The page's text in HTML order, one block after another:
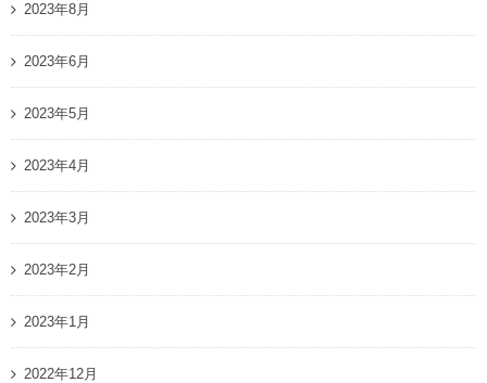
2023年8月
2023年6月
2023年5月
2023年4月
2023年3月
2023年2月
2023年1月
2022年12月